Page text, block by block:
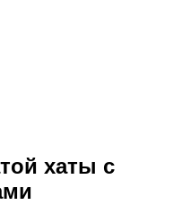
хаты с